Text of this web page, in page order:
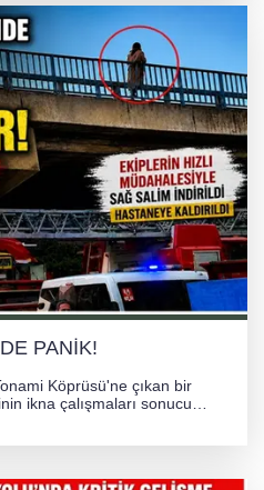
dorseden ayrıldı
Tüneli’nde feci kaza:
VAR, PEKİ EMEĞİN
PANİK!
Köprüsü'ne çıkan bir
ikna çalışmaları sonucu